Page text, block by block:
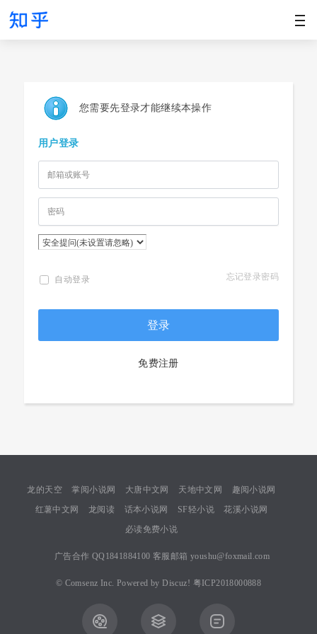
您需要先登录才能继续本操作
用户登录
自动登录 忘记登录密码
登录
免费注册
龙的天空 掌阅小说网 大唐中文网 天地中文网
趣阅小说网
红薯中文网
龙阅读 话本小说网 SF轻小说
花溪小说网
必读免费小说
广告合作 QQ1841884100 客服邮箱 youshu@foxmail.com
© Comsenz Inc. Powered byDiscuz! 粤ICP2018000888